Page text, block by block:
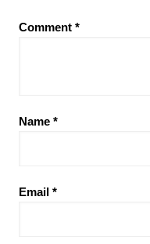
Comment *
Name *
Email *